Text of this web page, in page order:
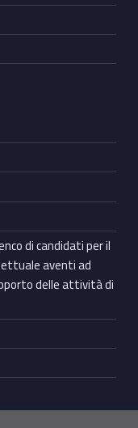
di candidati per il
aventi ad
delle attività di